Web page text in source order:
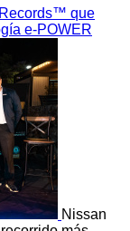
que
e-POWER
Nissan